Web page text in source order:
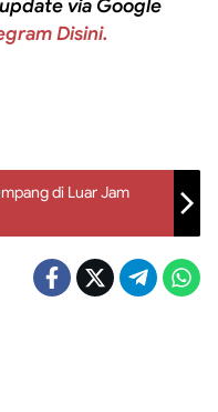
via Google
Disini.
di Luar Jam